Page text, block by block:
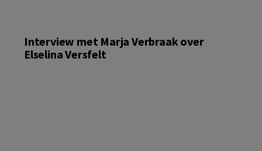
Interview met Marja Verbraak over
Elselina Versfelt